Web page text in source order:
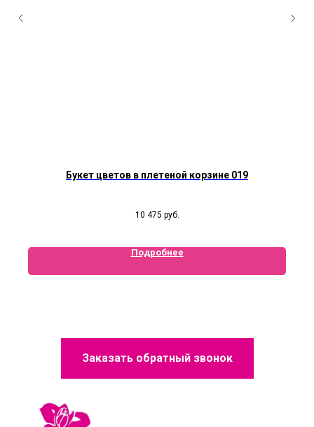
Букет цветов в плетеной корзине 019
10 475 руб.
Подробнее
Заказать обратный звонок